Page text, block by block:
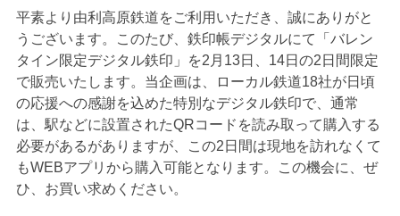
平素より由利高原鉄道をご利用いただき、誠にありがと
うございます。このたび、鉄印帳デジタルにて「バレン
タイン限定デジタル鉄印」を2月13日、14日の2日間限定
で販売いたします。当企画は、ローカル鉄道18社が日頃
の応援への感謝を込めた特別なデジタル鉄印で、通常
は、駅などに設置されたQRコードを読み取って購入する
必要があるがありますが、この2日間は現地を訪れなくて
もWEBアプリから購入可能となります。この機会に、ぜ
ひ、お買い求めください。